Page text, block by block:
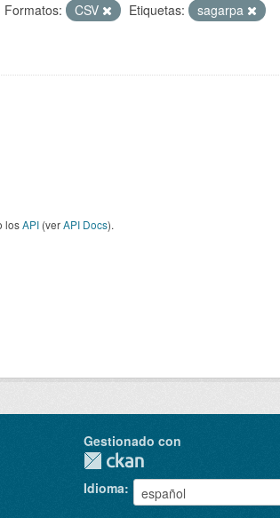
Formatos: CSV Etiquetas:
sagarpa
losAPI (verAPI Docs).
Gestionado con
Idioma